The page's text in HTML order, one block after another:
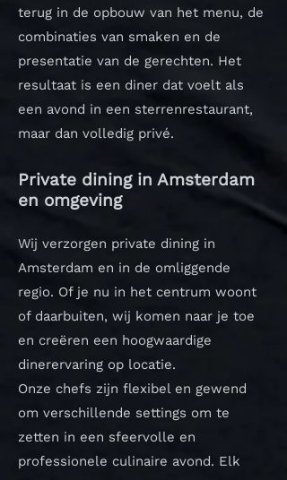
terug in de opbouw van het menu, de
combinaties van smaken en de
presentatie van de gerechten. Het
resultaat is een diner dat voelt als
een avond in een sterrenrestaurant,
maar dan volledig privé.
Private dining in Amsterdam
en omgeving
Wij verzorgen private dining in
Amsterdam en in de omliggende
regio. Of je nu in het centrum woont
of daarbuiten, wij komen naar je toe
en creëren een hoogwaardige
dinerervaring op locatie.
Onze chefs zijn flexibel en gewend
om verschillende settings om te
zetten in een sfeervolle en
professionele culinaire avond. Elk